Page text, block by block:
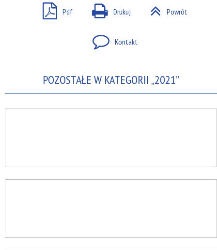
Pdf Drukuj Powrót
Kontakt
POZOSTAŁE W KATEGORII „2021”